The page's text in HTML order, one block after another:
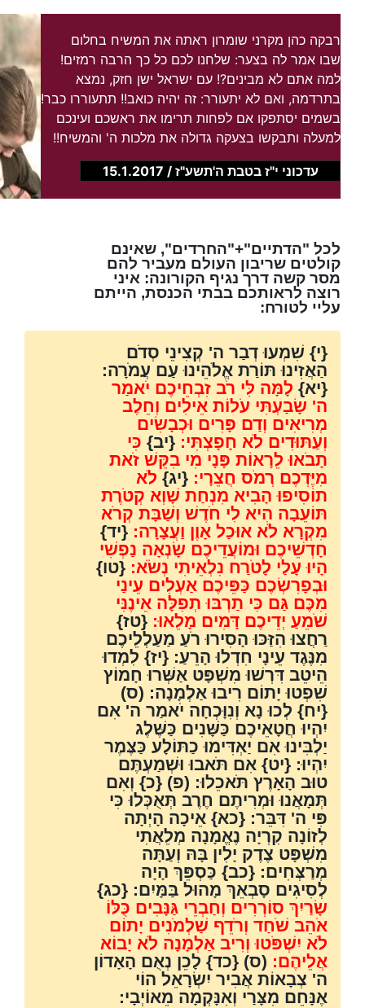
רבקה כהן מקרני שומרון ראתה את המשיח בחלום
שבו אמר לה בצער: שלחנו לכם כל כך הרבה רמזים!
למה אתם לא מבינים?! עם ישראל ישן חזק, נמצא
בתרדמה, ואם לא יתעורר: זה יהיה כואב!! תתעוררו כבר!
בשמים יסתפקו אם לפחות תרימו את ראשכם ועינכם
למעלה ותבקשו בצעקה גדולה את מלכות ה' והמשיח!!
עדכוני י"ז בטבת ה'תשע"ז / 15.1.2017
לכל "הדתיים"+"החרדים", שאינם
קולטים שריבון העולם מעביר להם
מסר קשה דרך נגיף הקורונה: איני
רוצה לראותכם בבתי הכנסת, הייתם
עליי לטורח:
{י} שִׁמְעוּ דְבַר ה' קְצִינֵי סְדֹם
הַאֲזִינוּ תּוֹרַת אֱלֹהֵינוּ עַם עֲמֹרָה:
{יא} לָמָּה לִּי רֹב זִבְחֵיכֶם יֹאמַר
ה' שָׂבַעְתִּי עֹלוֹת אֵילִים וְחֵלֶב
מְרִיאִים וְדַם פָּרִים וּכְבָשִׂים
וְעַתּוּדִים לֹא חָפָצְתִּי: {יב} כִּי
תָבֹאוּ לֵרָאוֹת פָּנָי מִי בִקֵּשׁ זֹאת
מִיֶּדְכֶם רְמֹס חֲצֵרָי: {יג} לֹא
תוֹסִיפוּ הָבִיא מִנְחַת שָׁוְא קְטֹרֶת
תּוֹעֵבָה הִיא לִי חֹדֶשׁ וְשַׁבָּת קְרֹא
מִקְרָא לֹא אוּכַל אָוֶן וַעֲצָרָה: {יד}
חָדְשֵׁיכֶם וּמוֹעֲדֵיכֶם שָׂנְאָה נַפְשִׁי
הָיוּ עָלַי לָטֹרַח נִלְאֵיתִי נְשֹׂא: {טו}
וּבְפָרִשְׂכֶם כַּפֵּיכֶם אַעְלִים עֵינַי
מִכֶּם גַּם כִּי תַרְבּוּ תְפִלָּה אֵינֶנִּי
שֹׁמֵעַ יְדֵיכֶם דָּמִים מָלֵאוּ: {טז}
רַחֲצוּ הִזַּכּוּ הָסִירוּ רֹעַ מַעַלְלֵיכֶם
מִנֶּגֶד עֵינָי חִדְלוּ הָרֵעַ: {יז} לִמְדוּ
הֵיטֵב דִּרְשׁוּ מִשְׁפָּט אַשְּׁרוּ חָמוֹץ
שִׁפְטוּ יָתוֹם רִיבוּ אַלְמָנָה: (ס)
{יח} לְכוּ נָא וְנִוָּכְחָה יֹאמַר ה' אִם
יִהְיוּ חֲטָאֵיכֶם כַּשָּׁנִים כַּשֶּׁלֶג
יַלְבִּינוּ אִם יַאְדִּימוּ כַתּוֹלָע כַּצֶּמֶר
יִהְיוּ: {יט} אִם תֹּאבוּ וּשְׁמַעְתֶּם
טוּב הָאָרֶץ תֹּאכֵלוּ: (פ) {כ} וְאִם
תְּמָאֲנוּ וּמְרִיתֶם חֶרֶב תְּאֻכְּלוּ כִּי
פִּי ה' דִּבֵּר: {כא} אֵיכָה הָיְתָה
לְזוֹנָה קִרְיָה נֶאֱמָנָה מְלֵאֲתִי
מִשְׁפָּט צֶדֶק יָלִין בָּהּ וְעַתָּה
מְרַצְּחִים: {כב} כַּסְפֵּךְ הָיָה
לְסִיגִים סָבְאֵךְ מָהוּל בַּמָּיִם: {כג}
שָׂרַיִךְ סוֹרְרִים וְחַבְרֵי גַּנָּבִים כֻּלּוֹ
אֹהֵב שֹׁחַד וְרֹדֵף שַׁלְמֹנִים יָתוֹם
לֹא יִשְׁפֹּטוּ וְרִיב אַלְמָנָה לֹא יָבוֹא
אֲלֵיהֶם: (ס) {כד} לָכֵן נְאֻם הָאָדוֹן
ה' צְבָאוֹת אֲבִיר יִשְׂרָאֵל הוֹי
אֶנָּחֵם מִצָּרַי וְאִנָּקְמָה מֵאוֹיְבָי: